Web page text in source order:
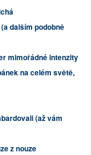
dalším podobně
mimořádné intenzity
na celém světě,
(až vám
z nouze